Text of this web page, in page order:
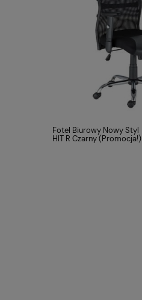
Fotel Biurowy Nowy Styl
HIT R Czarny (Promocja!)